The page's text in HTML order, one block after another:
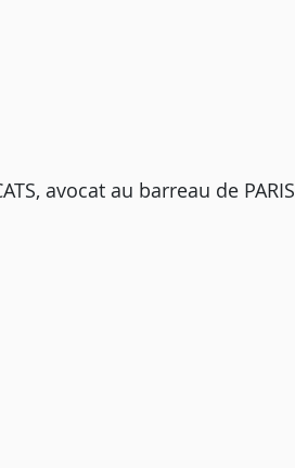
avocat au barreau de PARIS